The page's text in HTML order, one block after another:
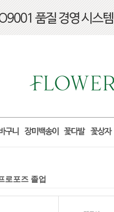
로포즈 졸업